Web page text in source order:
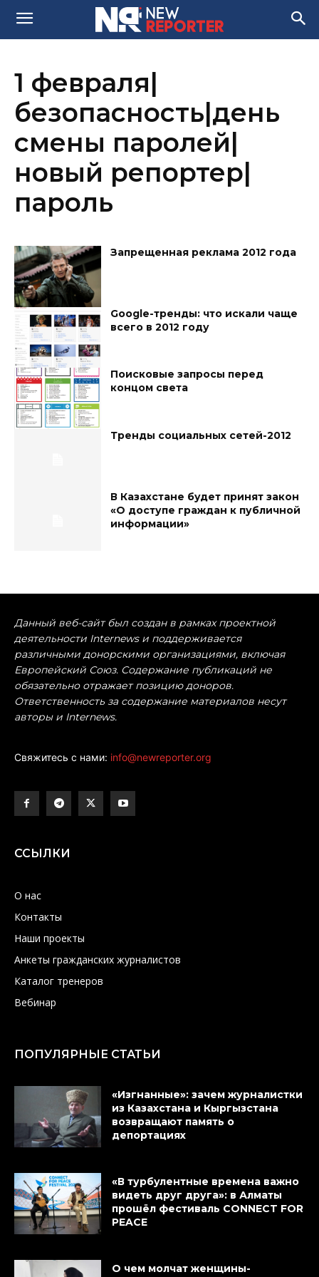
1 февраля|
безопасность|день
смены паролей|
новый репортер|
пароль
Запрещенная реклама 2012 года
Google-тренды: что искали чаще
всего в 2012 году
Поисковые запросы перед
концом света
Тренды социальных сетей-2012
В Казахстане будет принят закон
«О доступе граждан к публичной
информации»
Данный веб-сайт был создан в рамках проектной
деятельности Internews и поддерживается
различными донорскими организациями, включая
Европейский Союз. Содержание публикаций не
обязательно отражает позицию доноров.
Ответственность за содержание материалов несут
авторы и Internews.
Свяжитесь с нами: info@newreporter.org
ССЫЛКИ
О нас
Контакты
Наши проекты
Анкеты гражданских журналистов
Каталог тренеров
Вебинар
ПОПУЛЯРНЫЕ СТАТЬИ
«Изгнанные»: зачем журналистки
из Казахстана и Кыргызстана
возвращают память о
депортациях
«В турбулентные времена важно
видеть друг друга»: в Алматы
прошёл фестиваль CONNECT FOR
PEACE
О чем молчат женщины-